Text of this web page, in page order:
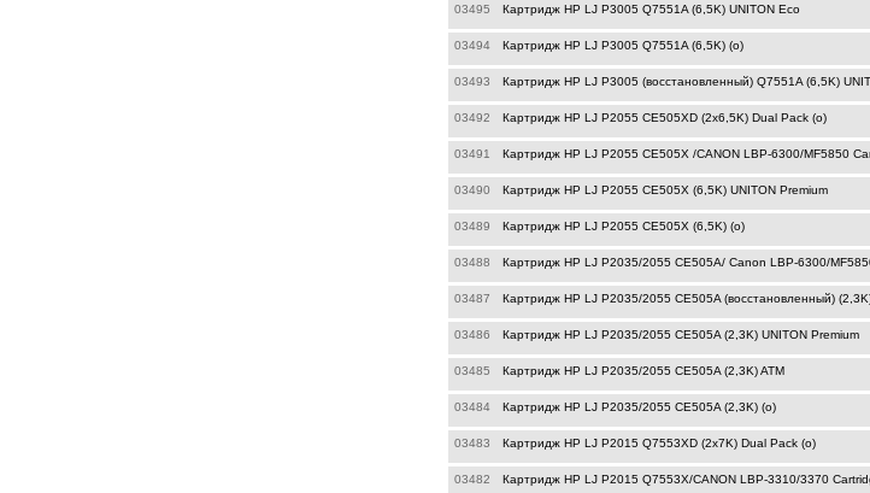
03495 Картридж HP LJ P3005 Q7551A (6,5K) UNITON Eco
03494 Картридж HP LJ P3005 Q7551A (6,5K) (o)
03493 Картридж HP LJ P3005 (восстановленный) Q7551A (6,5K)
03492 Картридж HP LJ P2055 CE505XD (2x6,5K) Dual Pack (o)
03491 Картридж HP LJ P2055 CE505X /CANON LBP-6300/MF5850
03490 Картридж HP LJ P2055 CE505X (6,5K) UNITON Premium
03489 Картридж HP LJ P2055 CE505X (6,5K) (o)
03488 Картридж HP LJ P2035/2055 CE505A/ Canon LBP-6300/
03487 Картридж HP LJ P2035/2055 CE505A (восстановленный)
03486 Картридж HP LJ P2035/2055 CE505A (2,3K) UNITON Premium
03485 Картридж HP LJ P2035/2055 CE505A (2,3K) ATM
03484 Картридж HP LJ P2035/2055 CE505A (2,3K) (o)
03483 Картридж HP LJ P2015 Q7553XD (2x7K) Dual Pack (o)
03482 Картридж HP LJ P2015 Q7553X/CANON LBP-3310/3370